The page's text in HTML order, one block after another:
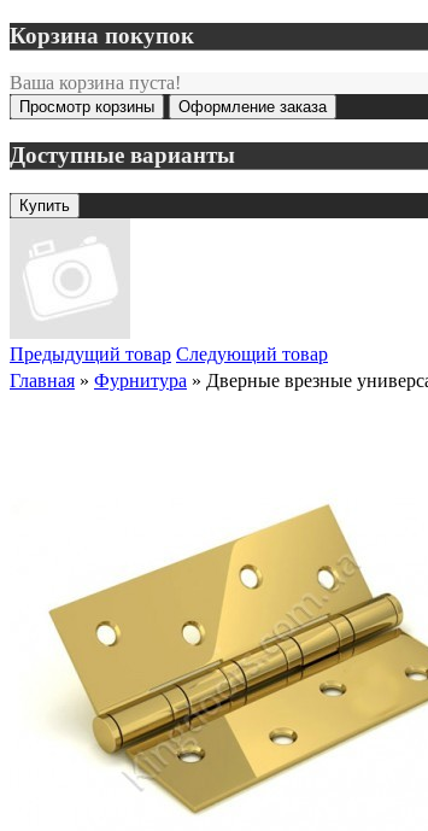
Корзина покупок
Ваша корзина пуста!
Просмотр корзины Оформление заказа
Доступные варианты
Предыдущий товар Следующий товар
Главная » Фурнитура » Дверные врезные